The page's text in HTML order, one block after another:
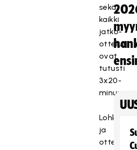
sekä
kaikki
jatko-
ottelut
ovat
tutusti
3x20-
Lohkot
ja